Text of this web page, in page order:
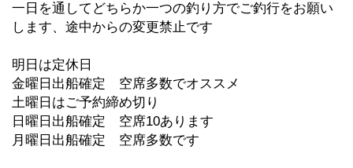
一日を通してどちらか一つの釣り方でご釣行をお願い
します、途中からの変更禁止です
明日は定休日
金曜日出船確定 空席多数でオススメ
土曜日はご予約締め切り
日曜日出船確定 空席10あります
月曜日出船確定 空席多数です